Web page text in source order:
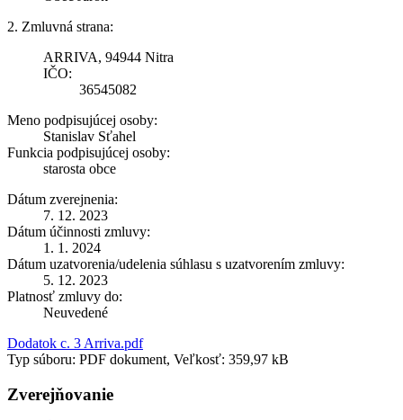
2. Zmluvná strana:
ARRIVA, 94944 Nitra
IČO:
36545082
Meno podpisujúcej osoby:
Stanislav Sťahel
Funkcia podpisujúcej osoby:
starosta obce
Dátum zverejnenia:
7. 12. 2023
Dátum účinnosti zmluvy:
1. 1. 2024
Dátum uzatvorenia/udelenia súhlasu s uzatvorením zmluvy:
5. 12. 2023
Platnosť zmluvy do:
Neuvedené
Dodatok c. 3 Arriva.pdf
Typ súboru: PDF dokument, Veľkosť: 359,97 kB
Zverejňovanie